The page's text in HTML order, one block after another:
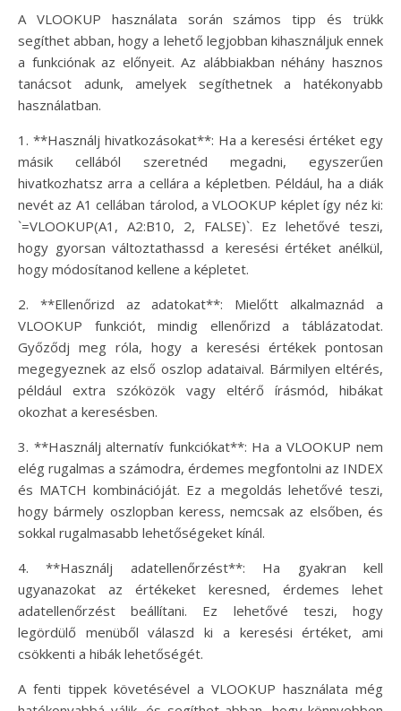
A VLOOKUP használata során számos tipp és trükk
segíthet abban, hogy a lehető legjobban kihasználjuk ennek
a funkciónak az előnyeit. Az alábbiakban néhány hasznos
tanácsot adunk, amelyek segíthetnek a hatékonyabb
használatban.
1. **Használj hivatkozásokat**: Ha a keresési értéket egy
másik cellából szeretnéd megadni, egyszerűen
hivatkozhatsz arra a cellára a képletben. Például, ha a diák
nevét az A1 cellában tárolod, a VLOOKUP képlet így néz ki:
`=VLOOKUP(A1, A2:B10, 2, FALSE)`. Ez lehetővé teszi,
hogy gyorsan változtathassd a keresési értéket anélkül,
hogy módosítanod kellene a képletet.
2. **Ellenőrizd az adatokat**: Mielőtt alkalmaznád a
VLOOKUP funkciót, mindig ellenőrizd a táblázatodat.
Győződj meg róla, hogy a keresési értékek pontosan
megegyeznek az első oszlop adataival. Bármilyen eltérés,
például extra szóközök vagy eltérő írásmód, hibákat
okozhat a keresésben.
3. **Használj alternatív funkciókat**: Ha a VLOOKUP nem
elég rugalmas a számodra, érdemes megfontolni az INDEX
és MATCH kombinációját. Ez a megoldás lehetővé teszi,
hogy bármely oszlopban keress, nemcsak az elsőben, és
sokkal rugalmasabb lehetőségeket kínál.
4. **Használj adatellenőrzést**: Ha gyakran kell
ugyanazokat az értékeket keresned, érdemes lehet
adatellenőrzést beállítani. Ez lehetővé teszi, hogy
legördülő menüből válaszd ki a keresési értéket, ami
csökkenti a hibák lehetőségét.
A fenti tippek követésével a VLOOKUP használata még